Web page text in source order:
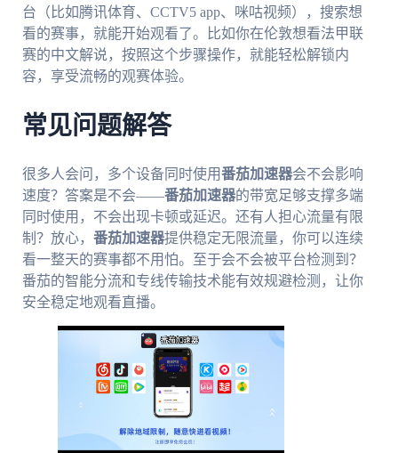
台（比如腾讯体育、CCTV5 app、咪咕视频），搜索想
看的赛事，就能开始观看了。比如你在伦敦想看法甲联
赛的中文解说，按照这个步骤操作，就能轻松解锁内
容，享受流畅的观赛体验。
常见问题解答
很多人会问，多个设备同时使用番茄加速器会不会影响
速度？答案是不会——番茄加速器的带宽足够支撑多端
同时使用，不会出现卡顿或延迟。还有人担心流量有限
制？放心， 番茄加速器提供稳定无限流量，你可以连续
看一整天的赛事都不用怕。至于会不会被平台检测到？
番茄的智能分流和专线传输技术能有效规避检测，让你
安全稳定地观看直播。